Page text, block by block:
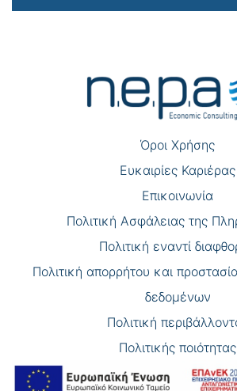
Όροι Χρήσης
Eυκαιρίες Καριέρας
Επικοινωνία
Πολιτική Ασφάλειας της
Πολιτική εναντί
Πολιτική απορρήτου και
δεδομένων
Πολιτική
Πολιτικής ποιότητας